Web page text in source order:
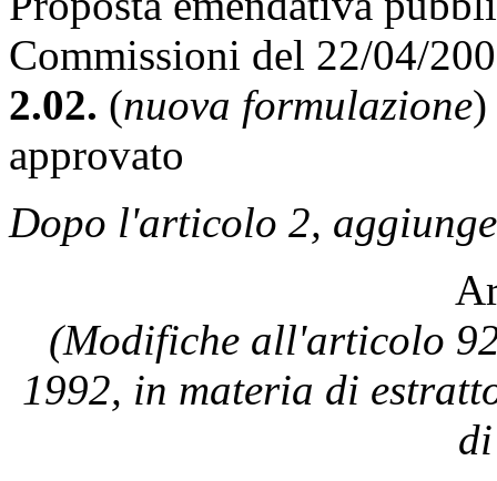
Commissioni del 22/04/
2.02. (nuova formulazione)
approvato
Dopo l'articolo 2,
(Modifiche all'articolo
1992, in materia di